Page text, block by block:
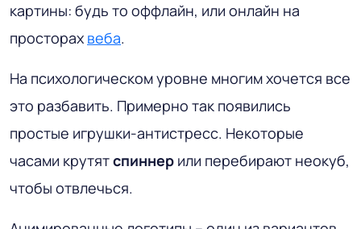
картины: будь то оффлайн, или онлайн на
просторах веба.
На психологическом уровне многим хочется все
это разбавить. Примерно так появились
простые игрушки-антистресс. Некоторые
часами крутятспиннер или перебирают неокуб,
чтобы отвлечься.